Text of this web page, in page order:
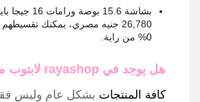
بشاشة 15.6 بوصة
26,780 جنيه مصري، يمكنك
0% من راية.
هل يوجد في rayashop لابتوب مستعمل ؟
كافة المنتجات بشكل عام وليس